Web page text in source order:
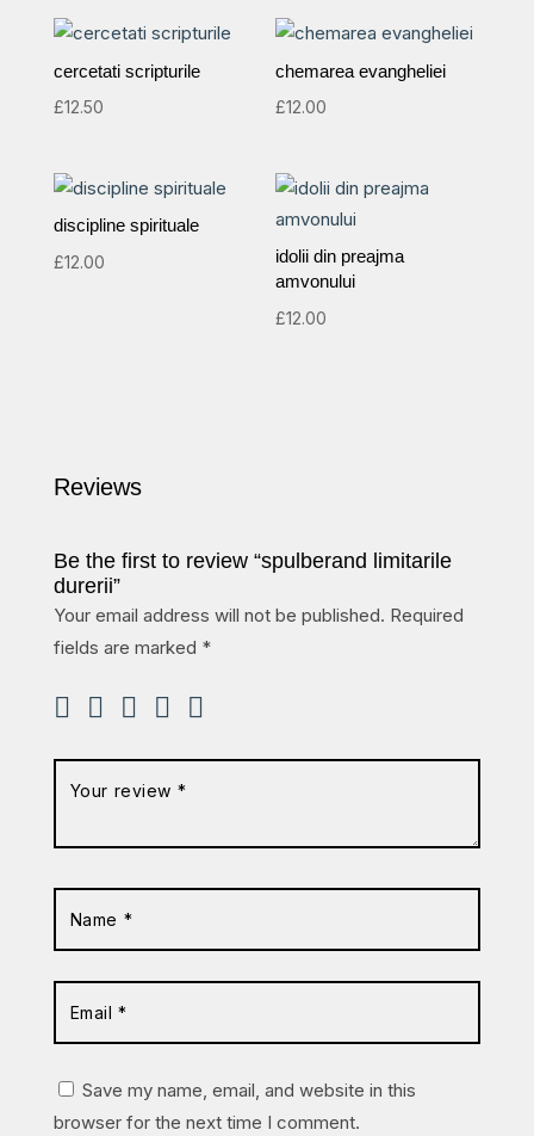
cercetati scripturile
£12.50
chemarea evangheliei
£12.00
discipline spirituale
£12.00
idolii din preajma
amvonului
£12.00
Reviews
Be the first to review “spulberand limitarile
durerii”
Your email address will not be published. Required
fields are marked *
Save my name, email, and website in this
browser for the next time I comment.